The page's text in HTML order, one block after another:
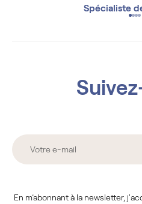
Spécialiste
En m’abonnant à la newsletter,